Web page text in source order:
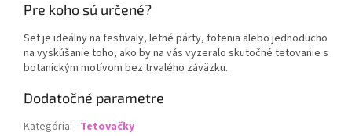
Pre koho sú určené?
Set je ideálny na festivaly, letné párty, fotenia alebo jednoducho
na vyskúšanie toho, ako by na vás vyzeralo skutočné tetovanie s
botanickým motívom bez trvalého záväzku.
Dodatočné parametre
Kategória: Tetovačky